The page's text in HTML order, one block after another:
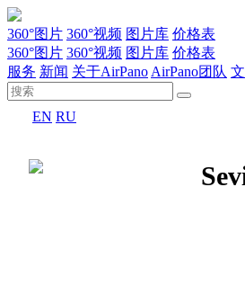
360°图片 360°视频 图片库 价格表
360°图片 360°视频 图片库 价格表
服务 新闻 关于AirPano AirPano团队
EN RU